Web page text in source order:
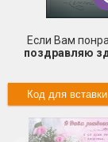
Если Вам
поздравляю